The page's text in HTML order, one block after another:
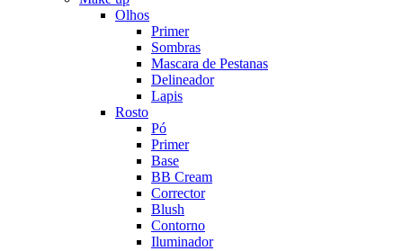
Olhos
Primer
Sombras
Mascara de Pestanas
Delineador
Lapis
Rosto
Pó
Primer
Base
BB Cream
Corrector
Blush
Contorno
Iluminador